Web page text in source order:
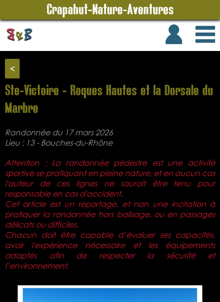
Crapahut-Nature-Aventures
<
Ste-Victoire - Roques Hautes et la Dorsale du
Marbre
Randonnée du 17 mars 2026
Lieu : 13 - Bouches-du-Rhône
Attention : La randonnée pédestre est une activité
sportive se pratiquant en pleine nature, et en aucun cas
l'auteur de ces lignes ne saurait être tenu pour
responsable en cas d'accident.
Cet article est un reportage, et non une incitation à
pratiquer la randonnée hors balisage, ou en passages
délicats ou difficiles.
Chacun doit être capable d’évaluer ses capacités,
avoir l'expérience nécessaire et les équipements
adaptés afin de respecter la sécurité et
l’environnement.